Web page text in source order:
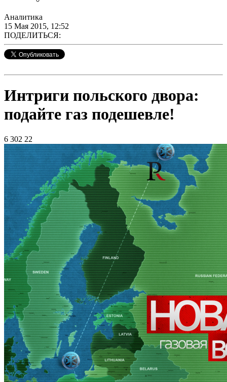
Аналитика
15 Мая 2015, 12:52
ПОДЕЛИТЬСЯ:
Интриги польского двора:
подайте газ подешевле!
6 302 22